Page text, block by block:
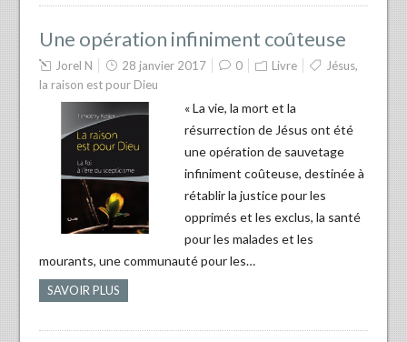
Une opération infiniment coûteuse
Jorel N 28 janvier 2017 0 Livre Jésus,
la raison est pour Dieu
« La vie, la mort et la
résurrection de Jésus ont été
une opération de sauvetage
infiniment coûteuse, destinée à
rétablir la justice pour les
opprimés et les exclus, la santé
pour les malades et les
mourants, une communauté pour les…
SAVOIR PLUS